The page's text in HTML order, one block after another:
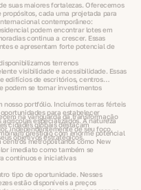
suas maiores fortalezas. Oferecemos
cada uma projetada para
contemporâneo:
podem encontrar lotes em
continua a crescer. Essas
e apresentam forte potencial de
terrenos
visibilidade e acessibilidade. Essas
edifícios de escritórios, centros
podem se tornar investimentos
nosso portfólio. Incluímos terras férteis
para estabelecer
especializados. A natureza
independentemente de seu foco,
objetivos estratégicos.
na vanguarda da transformação
cidades globais destacam
prestígio com enorme potencial
centros metropolitanos como New
imediato como também se
contínuos e iniciativas
tipo de oportunidade. Nesses
estão disponíveis a preços